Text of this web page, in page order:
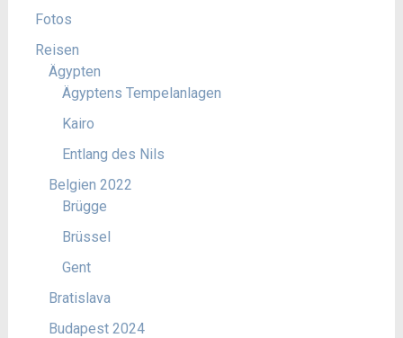
Fotos
Reisen
Ägypten
Ägyptens Tempelanlagen
Kairo
Entlang des Nils
Belgien 2022
Brügge
Brüssel
Gent
Bratislava
Budapest 2024